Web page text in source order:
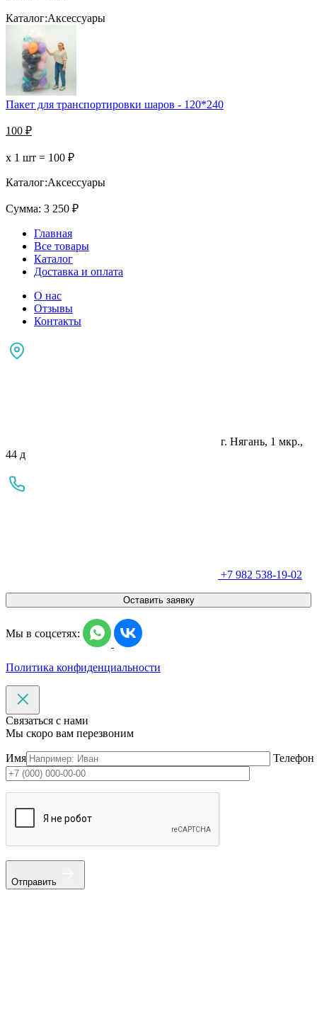
Каталог:Аксессуары
Пакет для транспортировки шаров - 120*240
100 ₽
х 1 шт = 100 ₽
Каталог:Аксессуары
Сумма: 3 250 ₽
Главная
Все товары
Каталог
Доставка и оплата
О нас
Отзывы
Контакты
г. Нягань, 1 мкр.,
44 д
+7 982 538-19-02
Оставить заявку
Мы в соцсетях:
Политика конфиденциальности
Связаться с нами
Мы скоро вам перезвоним
Имя Телефон
Отправить